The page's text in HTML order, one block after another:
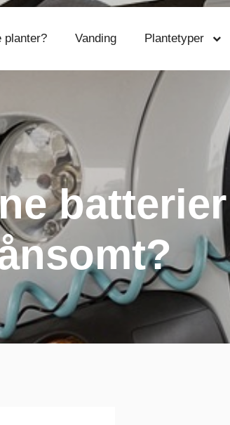
planter? Vanding Plantetyper